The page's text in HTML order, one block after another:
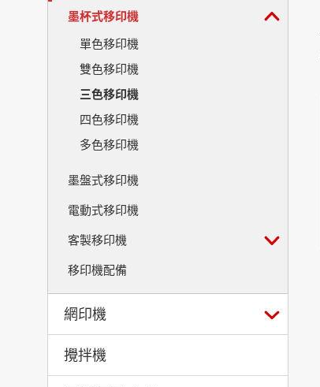
墨杯式移印機
單色移印機
雙色移印機
三色移印機
四色移印機
多色移印機
墨盤式移印機
電動式移印機
客製移印機
移印機配備
網印機
攪拌機